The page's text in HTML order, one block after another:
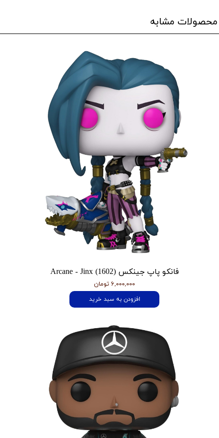
محصولات مشابه
فانکو پاپ جینکس Arcane - Jinx (1602)
۶,۰۰۰,۰۰۰ تومان
افزودن به سبد خرید